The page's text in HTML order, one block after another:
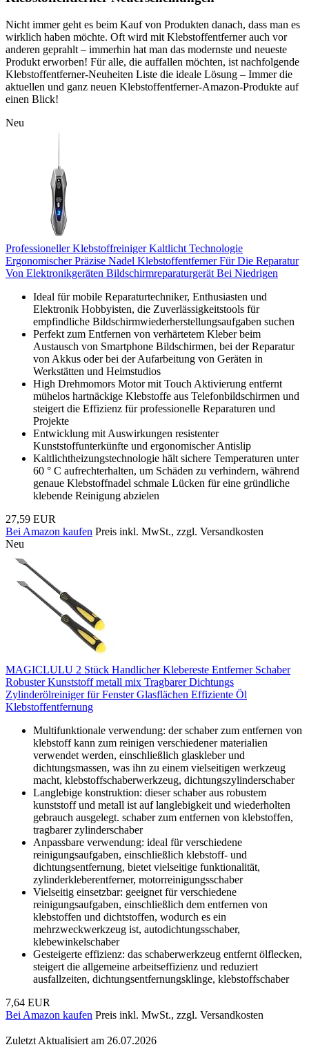
Nicht immer geht es beim Kauf von Produkten danach, dass man es
wirklich haben möchte. Oft wird mit Klebstoffentferner auch vor
anderen geprahlt – immerhin hat man das modernste und neueste
Produkt erworben! Für alle, die auffallen möchten, ist nachfolgende
Klebstoffentferner-Neuheiten Liste die ideale Lösung – Immer die
aktuellen und ganz neuen Klebstoffentferner-Amazon-Produkte auf
einen Blick!
Neu
Professioneller Klebstoffreiniger Kaltlicht Technologie
Ergonomischer Präzise Nadel Klebstoffentferner Für Die Reparatur
Von Elektronikgeräten Bildschirmreparaturgerät Bei Niedrigen
Ideal für mobile Reparaturtechniker, Enthusiasten und
Elektronik Hobbyisten, die Zuverlässigkeitstools für
empfindliche Bildschirmwiederherstellungsaufgaben suchen
Perfekt zum Entfernen von verhärtetem Kleber beim
Austausch von Smartphone Bildschirmen, bei der Reparatur
von Akkus oder bei der Aufarbeitung von Geräten in
Werkstätten und Heimstudios
High Drehmomors Motor mit Touch Aktivierung entfernt
mühelos hartnäckige Klebstoffe aus Telefonbildschirmen und
steigert die Effizienz für professionelle Reparaturen und
Projekte
Entwicklung mit Auswirkungen resistenter
Kunststoffunterkünfte und ergonomischer Antislip
Kaltlichtheizungstechnologie hält sichere Temperaturen unter
60 ° C aufrechterhalten, um Schäden zu verhindern, während
genaue Klebstoffnadel schmale Lücken für eine gründliche
klebende Reinigung abzielen
27,59 EUR
Bei Amazon kaufen Preis inkl. MwSt., zzgl. Versandkosten
Neu
MAGICLULU 2 Stück Handlicher Klebereste Entferner Schaber
Robuster Kunststoff metall mix Tragbarer Dichtungs
Zylinderölreiniger für Fenster Glasflächen Effiziente Öl
Klebstoffentfernung
Multifunktionale verwendung: der schaber zum entfernen von
klebstoff kann zum reinigen verschiedener materialien
verwendet werden, einschließlich glaskleber und
dichtungsmassen, was ihn zu einem vielseitigen werkzeug
macht, klebstoffschaberwerkzeug, dichtungszylinderschaber
Langlebige konstruktion: dieser schaber aus robustem
kunststoff und metall ist auf langlebigkeit und wiederholten
gebrauch ausgelegt. schaber zum entfernen von klebstoffen,
tragbarer zylinderschaber
Anpassbare verwendung: ideal für verschiedene
reinigungsaufgaben, einschließlich klebstoff- und
dichtungsentfernung, bietet vielseitige funktionalität,
zylinderkleberentferner, motorreinigungsschaber
Vielseitig einsetzbar: geeignet für verschiedene
reinigungsaufgaben, einschließlich dem entfernen von
klebstoffen und dichtstoffen, wodurch es ein
mehrzweckwerkzeug ist, autodichtungsschaber,
klebewinkelschaber
Gesteigerte effizienz: das schaberwerkzeug entfernt ölflecken,
steigert die allgemeine arbeitseffizienz und reduziert
ausfallzeiten, dichtungsentfernungsklinge, klebstoffschaber
7,64 EUR
Bei Amazon kaufen Preis inkl. MwSt., zzgl. Versandkosten
Zuletzt Aktualisiert am 26.07.2026